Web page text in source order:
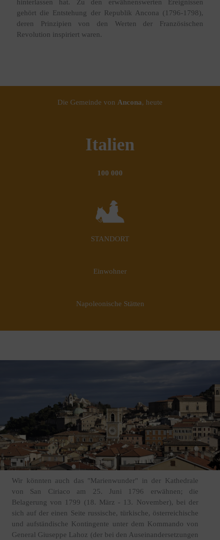
hinterlassen hat. Zu den erwähnenswerten Ereignissen
gehört die Entstehung der Republik Ancona (1796-1798),
deren Prinzipien von den Werten der Französischen
Revolution inspiriert waren.
Die Gemeinde von Ancona, heute
Italien
100 000
STANDORT
Einwohner
Napoleonische Stätten
Wir könnten auch das "Marienwunder" in der Kathedrale
von San Ciriaco am 25. Juni 1796 erwähnen; die
Belagerung von 1799 (18. März - 13. November), bei der
sich auf der einen Seite russische, türkische, österreichische
und aufständische Kontingente unter dem Kommando von
General Giuseppe Lahoz (der bei den Auseinandersetzungen